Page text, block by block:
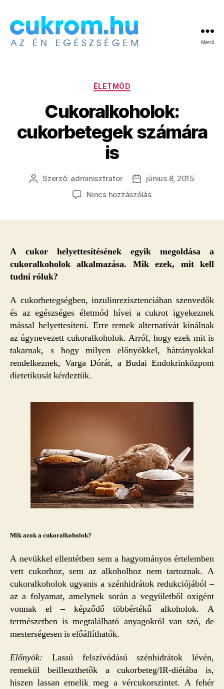
Menü
Kategóriák
ÉLETMÓD
Cukoralkoholok:
cukorbetegek számára
is
Bejegyzés
Szerző: adminisztrator
Bejegyzés
dátuma
június 8, 2015
Nincs hozzászólása(z)
bejegyzéshez
A cukor helyettesítésének egyik megoldása a
cukoralkoholok alkalmazása. Mik ezek, mit kell
tudni róluk?
A cukorbetegségben, inzulinrezisztenciában szenvedők
és az egészséges életmód hívei a cukrot igyekeznek
mással helyettesíteni. Erre remek alternatívát kínálnak
az úgynevezett cukoralkoholok. Arról, hogy ezek mit is
takarnak, s hogy milyen előnyökkel, hátrányokkal
rendelkeznek, Varga Dórát, a Budai Endokrinközpont
dietetikusát kérdeztük.
Mik azok a cukoralkoholok?
A nevükkel ellentétben sem a hagyományos értelemben
vett cukorhoz, sem az alkoholhoz nem tartoznak. A
cukoralkoholok ugyanis a szénhidrátok redukciójából –
az a folyamat, amelynek során a vegyületből oxigént
vonnak el – képződő többértékű alkoholok. A
természetben is megtalálható anyagokról van szó, de
mesterségesen is előállíthatók.
Előnyök: Lassú felszívódású szénhidrátok lévén,
remekül beilleszthetők a cukorbeteg/IR-diétába is,
hiszen lassan emelik meg a vércukorszintet. A fehér